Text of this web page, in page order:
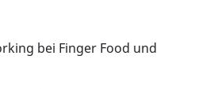
bei Finger Food und